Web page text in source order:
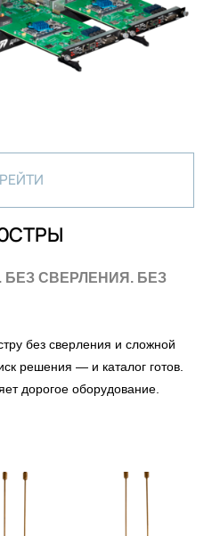
СВЕРЛЕНИЯ. БЕЗ
без сверления и сложной
решения — и каталог готов.
дорогое оборудование.